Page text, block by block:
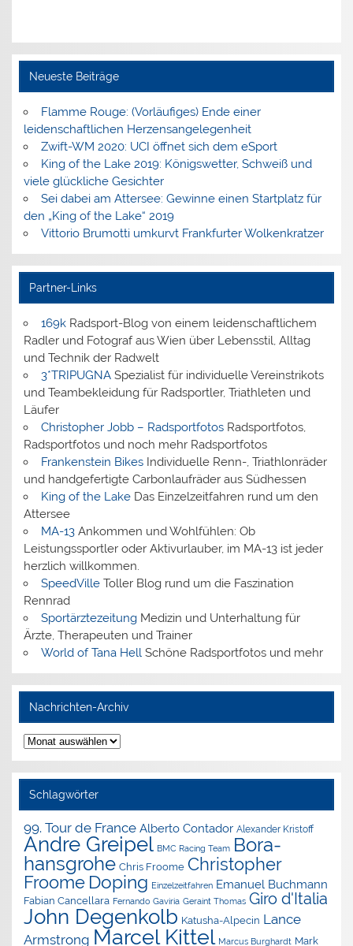
Neueste Beiträge
Flamme Rouge: (Vorläufiges) Ende einer
leidenschaftlichen Herzensangelegenheit
Zwift-WM 2020: UCI öffnet sich dem eSport
King of the Lake 2019: Königswetter, Schweiß und
viele glückliche Gesichter
Sei dabei am Attersee: Gewinne einen Startplatz für
den „King of the Lake“ 2019
Vittorio Brumotti umkurvt Frankfurter Wolkenkratzer
Partner-Links
169kRadsport-Blog von einem leidenschaftlichem
Radler und Fotograf aus Wien über Lebensstil, Alltag
und Technik der Radwelt
3*TRIPUGNASpezialist für individuelle Vereinstrikots
und Teambekleidung für Radsportler, Triathleten und
Läufer
Christopher Jobb – RadsportfotosRadsportfotos,
Radsportfotos und noch mehr Radsportfotos
Frankenstein BikesIndividuelle Renn-, Triathlonräder
und handgefertigte Carbonlaufräder aus Südhessen
King of the LakeDas Einzelzeitfahren rund um den
Attersee
MA-13Ankommen und Wohlfühlen: Ob
Leistungssportler oder Aktivurlauber, im MA-13 ist jeder
herzlich willkommen.
SpeedVilleToller Blog rund um die Faszination
Rennrad
SportärztezeitungMedizin und Unterhaltung für
Ärzte, Therapeuten und Trainer
World of Tana Hell Schöne Radsportfotos und mehr
Nachrichten-Archiv
Nachrichten-
Archiv
Schlagwörter
99. Tour de France Alberto Contador Alexander Kristoff
Andre Greipel BMC Racing Team Bora-
hansgrohe Chris Froome Christopher
Froome Doping Einzelzeitfahren Emanuel Buchmann
Fabian Cancellara Fernando Gaviria Geraint Thomas Giro d'Italia
John Degenkolb Katusha-Alpecin Lance
Armstrong Marcel Kittel Marcus Burghardt Mark